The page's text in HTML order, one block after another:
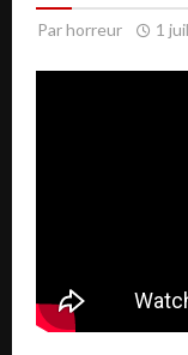
Parhorreur 1